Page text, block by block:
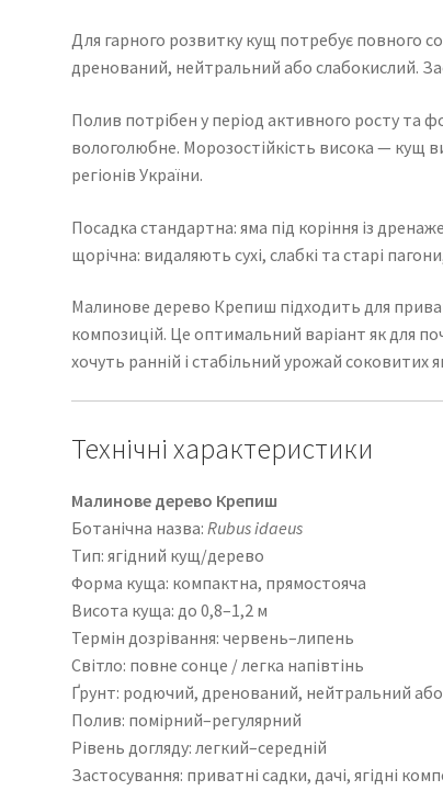
Для гарного розвитку кущ потребує повного
дренований, нейтральний або слабокислий.
Полив потрібен у період активного росту та
вологолюбне. Морозостійкість висока — кущ
регіонів України.
Посадка стандартна: яма під коріння із
щорічна: видаляють сухі, слабкі та старі
Малинове дерево Крепиш підходить для
композицій. Це оптимальний варіант як для
хочуть ранній і стабільний урожай соковитих
Технічні характеристики
Малинове дерево Крепиш
Ботанічна назва: Rubus idaeus
Тип: ягідний кущ/дерево
Форма куща: компактна, прямостояча
Висота куща: до 0,8–1,2 м
Термін дозрівання: червень–липень
Світло: повне сонце / легка напівтінь
Ґрунт: родючий, дренований, нейтральний
Полив: помірний–регулярний
Рівень догляду: легкий–середній
Застосування: приватні садки, дачі, ягідні